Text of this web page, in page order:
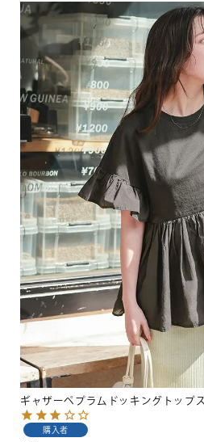
ギャザーペプラムドッキングトップス
購入者